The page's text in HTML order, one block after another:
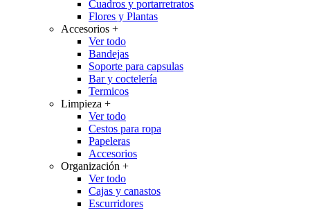
Cuadros y portarretratos
Flores y Plantas
Accesorios +
Ver todo
Bandejas
Soporte para capsulas
Bar y coctelería
Termicos
Limpieza +
Ver todo
Cestos para ropa
Papeleras
Accesorios
Organización +
Ver todo
Cajas y canastos
Escurridores